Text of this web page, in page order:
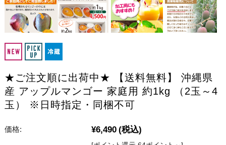
★ご注文順に出荷中★ 【送料無料】 沖縄県
産 アップルマンゴー 家庭用 約1kg （2玉～4
玉） ※日時指定・同梱不可
価格: ¥6,490 (税込)